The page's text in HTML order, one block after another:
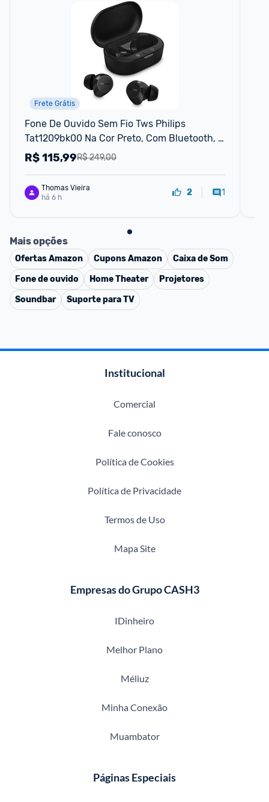
Frete Grátis
Fone De Ouvido Sem Fio Tws Philips
Tat1209bk00 Na Cor Preto, Com Bluetooth,
Microfone, Tecnologia Ipx4 E 18 Horas De
R$ 249,00
R$115,99
Thomas Vieira
há 6 h
2 1
Mais opções
OfertasAmazon CuponsAmazon
Caixa de Som
Fone de ouvido
Home Theater
Projetores
Soundbar
Suporte para TV
Institucional
Comercial
Fale conosco
Política de Cookies
Política de Privacidade
Termos de Uso
Mapa Site
Empresas do Grupo CASH3
IDinheiro
Melhor Plano
Méliuz
Minha Conexão
Muambator
Páginas Especiais